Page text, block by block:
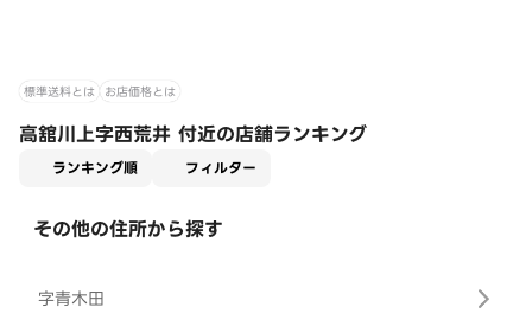
標準送料とは お店価格とは
高舘川上字西荒井 付近の店舗ランキング
ランキング順 フィルター
その他の住所から探す
字青木田